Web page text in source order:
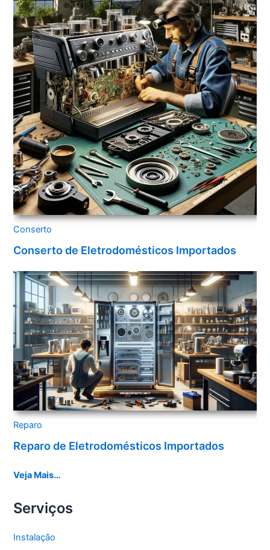
Conserto
Conserto de Eletrodomésticos Importados
Reparo
Reparo de Eletrodomésticos Importados
Veja Mais…
Serviços
Instalação